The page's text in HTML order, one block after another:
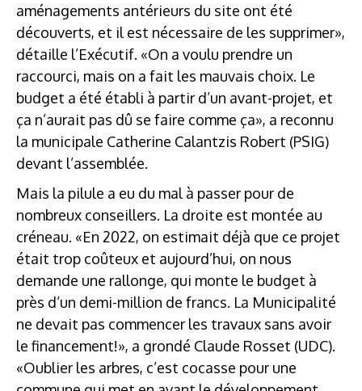
aménagements antérieurs du site ont été
découverts, et il est nécessaire de les supprimer»,
détaille l’Exécutif. «On a voulu prendre un
raccourci, mais on a fait les mauvais choix. Le
budget a été établi à partir d’un avant-projet, et
ça n’aurait pas dû se faire comme ça», a reconnu
la municipale Catherine Calantzis Robert (PSIG)
devant l’assemblée.
Mais la pilule a eu du mal à passer pour de
nombreux conseillers. La droite est montée au
créneau. «En 2022, on estimait déjà que ce projet
était trop coûteux et aujourd’hui, on nous
demande une rallonge, qui monte le budget à
près d’un demi-million de francs. La Municipalité
ne devait pas commencer les travaux sans avoir
le financement!», a grondé Claude Rosset (UDC).
«Oublier les arbres, c’est cocasse pour une